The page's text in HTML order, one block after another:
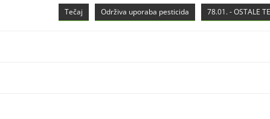
78.01. - OSTALE
Održiva uporaba pesticida
Tečaj